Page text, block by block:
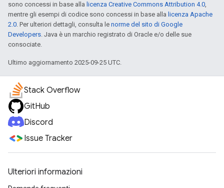
sono concessi in base alla licenza Creative Commons Attribution 4.0,
mentre gli esempi di codice sono concessi in base alla licenza Apache
2.0. Per ulteriori dettagli, consulta le norme del sito di Google
Developers. Java è un marchio registrato di Oracle e/o delle sue
consociate.
Ultimo aggiornamento 2025-09-25 UTC.
Stack Overflow
GitHub
Discord
Issue Tracker
Ulteriori informazioni